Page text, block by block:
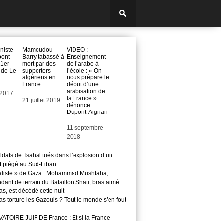
Le
Mamoudou
Barry tabassé à
mort par des
supporters
algériens en
France
Date
21 juillet 2019
VIDEO :
Enseignement
de l’arabe à
l’école : « On
nous prépare le
début d’une
arabisation de
la France »
dénonce
Dupont-Aignan
Date
11 septembre
2018
de Tsahal tués dans l’explosion d’un
piégé au Sud-Liban
» de Gaza : Mohammad Mushtaha,
de terrain du Bataillon Shati, bras armé
est décédé cette nuit
torture les Gazouis ? Tout le monde s’en fout
JUIF DE France : Et si la France